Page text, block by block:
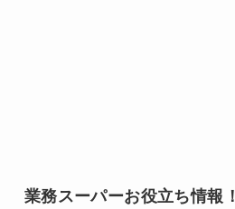
業務スーパーお役立ち情報！